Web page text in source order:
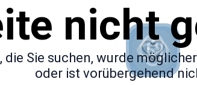
nicht
die Sie suchen, wurde
oder ist vorübergehend